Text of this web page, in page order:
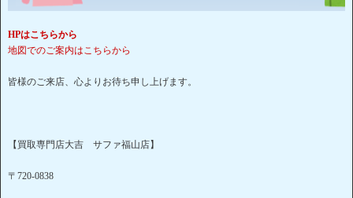
HPはこちらから
地図でのご案内はこちらから
皆様のご来店、心よりお待ち申し上げます。
【買取専門店大吉 サファ福山店】
〒720-0838